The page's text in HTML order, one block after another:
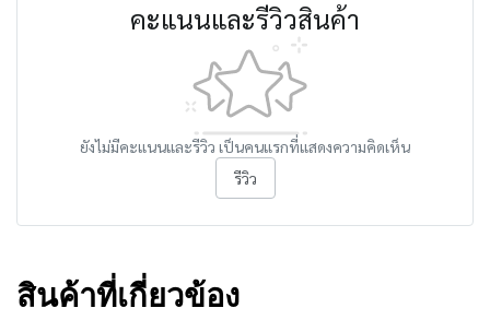
คะแนนและรีวิวสินค้า
ยังไม่มีคะแนนและรีวิว เป็นคนแรกที่แสดงความคิดเห็น
รีวิว
สินค้าที่เกี่ยวข้อง